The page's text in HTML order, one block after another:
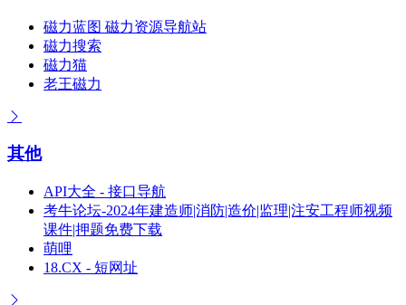
磁力蓝图 磁力资源导航站
磁力搜索
磁力猫
老王磁力
其他
API大全 - 接口导航
考牛论坛-2024年建造师|消防|造价|监理|注安工程师视频
课件|押题免费下载
萌哩
18.CX - 短网址